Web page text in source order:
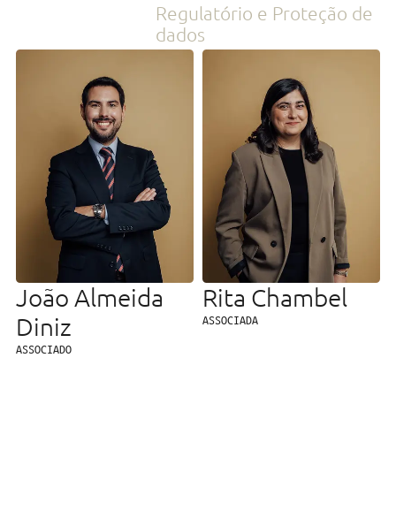
João Almeida
Diniz
ASSOCIADO
Rita Chambel
ASSOCIADA
Regulatório e Proteção de
dados